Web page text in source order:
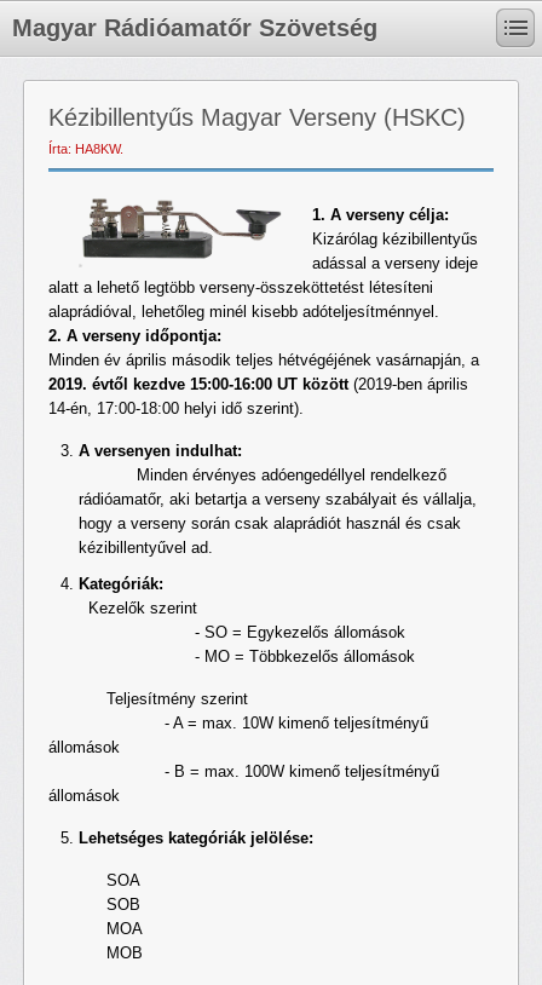
Magyar Rádióamatőr Szövetség
Kézibillentyűs Magyar Verseny (HSKC)
Írta: HA8KW.
1. A verseny célja:
Kizárólag kézibillentyűs
adással a verseny ideje
alatt a lehető legtöbb verseny-összeköttetést létesíteni
alaprádióval, lehetőleg minél kisebb adóteljesítménnyel.
2. A verseny időpontja:
Minden év április második teljes hétvégéjének vasárnapján, a
2019. évtől kezdve 15:00-16:00 UT között(2019-ben április
14-én, 17:00-18:00 helyi idő szerint).
A versenyen indulhat:
Minden érvényes adóengedéllyel rendelkező
rádióamatőr, aki betartja a verseny szabályait és vállalja,
hogy a verseny során csak alaprádiót használ és csak
kézibillentyűvel ad.
Kategóriák:
Kezelők szerint
- SO = Egykezelős állomások
- MO = Többkezelős állomások
Teljesítmény szerint
- A = max. 10W kimenő teljesítményű
állomások
- B = max. 100W kimenő teljesítményű
állomások
Lehetséges kategóriák jelölése:
SOA
SOB
MOA
MOB